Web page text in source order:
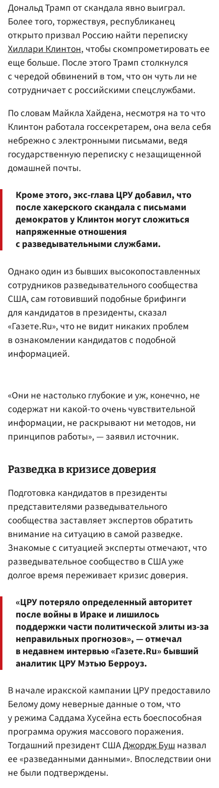
Дональд Трамп от скандала явно выиграл.
Более того, торжествуя, республиканец
открыто призвал Россию найти переписку
Хиллари Клинтон, чтобы скомпрометировать ее
еще больше. После этого Трамп столкнулся
с чередой обвинений в том, что он чуть ли не
сотрудничает с российскими спецслужбами.
По словам Майкла Хайдена, несмотря на то что
Клинтон работала госсекретарем, она вела себя
небрежно с электронными письмами, ведя
государственную переписку с незащищенной
домашней почты.
Кроме этого, экс-глава ЦРУ добавил, что
после хакерского скандала с письмами
демократов у Клинтон могут сложиться
напряженные отношения
с разведывательными службами.
Однако один из бывших высокопоставленных
сотрудников разведывательного сообщества
США, сам готовивший подобные брифинги
для кандидатов в президенты, сказал
«Газете.Ru», что не видит никаких проблем
в ознакомлении кандидатов с подобной
информацией.
«Они не настолько глубокие и уж, конечно, не
содержат ни какой-то очень чувствительной
информации, не раскрывают ни методов, ни
принципов работы», — заявил источник.
Разведка в кризисе доверия
Подготовка кандидатов в президенты
представителями разведывательного
сообщества заставляет экспертов обратить
внимание на ситуацию в самой разведке.
Знакомые с ситуацией эксперты отмечают, что
разведывательное сообщество в США уже
долгое время переживает кризис доверия.
«ЦРУ потеряло определенный авторитет
после войны в Ираке и лишилось
поддержки части политической элиты из-за
неправильных прогнозов», — отмечал
в недавнем интервью «Газете.Ru» бывший
аналитик ЦРУ Мэтью Берроуз.
В начале иракской кампании ЦРУ предоставило
Белому дому неверные данные о том, что
у режима Саддама Хусейна есть боеспособная
программа оружия массового поражения.
Тогдашний президент СШАДжордж Бушназвал
ее «разведанными данными». Впоследствии они
не были подтверждены.